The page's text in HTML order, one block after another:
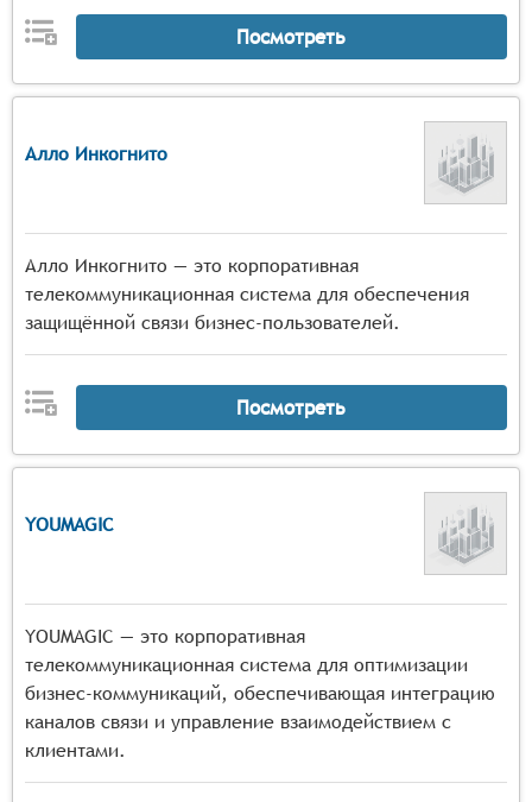
Посмотреть
Алло Инкогнито
Алло Инкогнито — это корпоративная
телекоммуникационная система для обеспечения
защищённой связи бизнес-пользователей.
Посмотреть
YOUMAGIC
YOUMAGIC — это корпоративная
телекоммуникационная система для оптимизации
бизнес-коммуникаций, обеспечивающая интеграцию
каналов связи и управление взаимодействием с
клиентами.